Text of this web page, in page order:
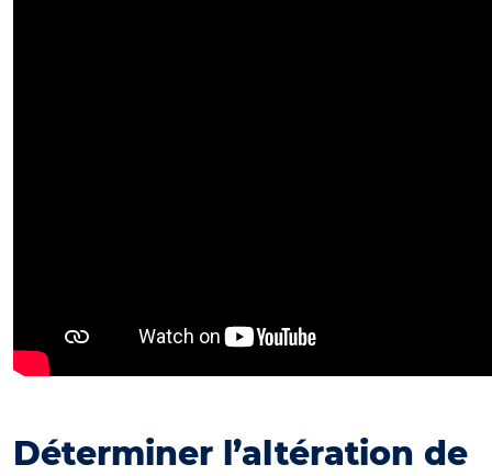
Déterminer l’altération de